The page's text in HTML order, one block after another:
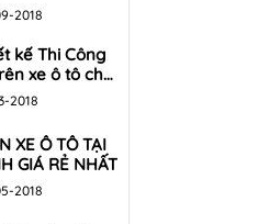
2018
kế Thi Công
xe ô tô cho
2018
XE Ô TÔ TẠI
GIÁ RẺ NHẤT
2018